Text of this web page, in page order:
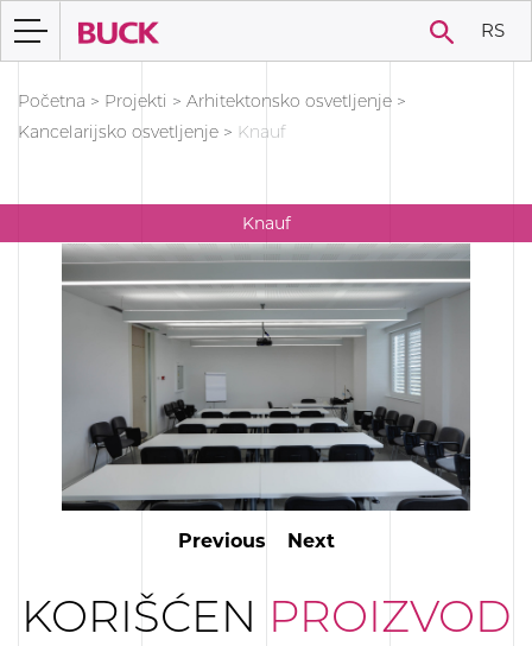
RS
Početna > Projekti > Arhitektonsko osvetljenje >
Kancelarijsko osvetljenje > Knauf
Knauf
Previous Next
KORIŠĆEN PROIZVOD